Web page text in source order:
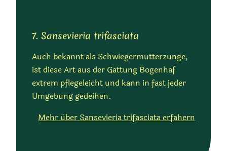
7. Sansevieria trifasciata
Auch bekannt als Schwiegermutterzunge,
ist diese Art aus der Gattung Bogenhaf
extrem pflegeleicht und kann in fast jeder
Umgebung gedeihen.
Mehr über Sansevieria trifasciata erfahern